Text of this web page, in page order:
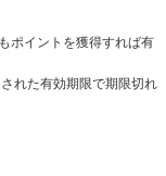
ポイントを獲得すれば有
れた有効期限で期限切れ